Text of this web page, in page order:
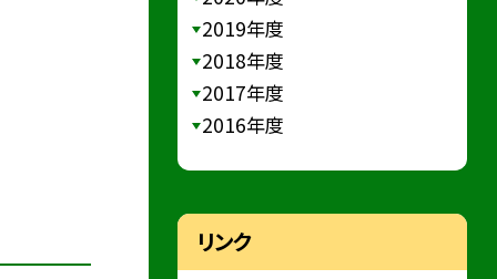
2019年度
2018年度
2017年度
2016年度
リンク